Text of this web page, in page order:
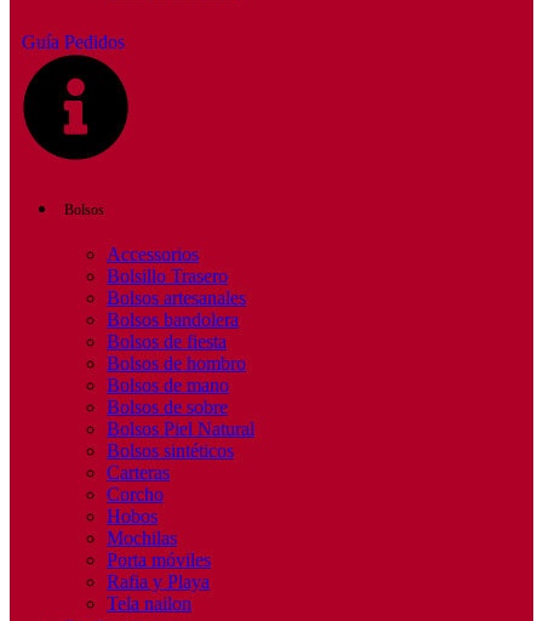
Guía Pedidos
Bolsos
Accessorios
Bolsillo Trasero
Bolsos artesanales
Bolsos bandolera
Bolsos de fiesta
Bolsos de hombro
Bolsos de mano
Bolsos de sobre
Bolsos Piel Natural
Bolsos sintéticos
Carteras
Corcho
Hobos
Mochilas
Porta móviles
Rafia y Playa
Tela nailon